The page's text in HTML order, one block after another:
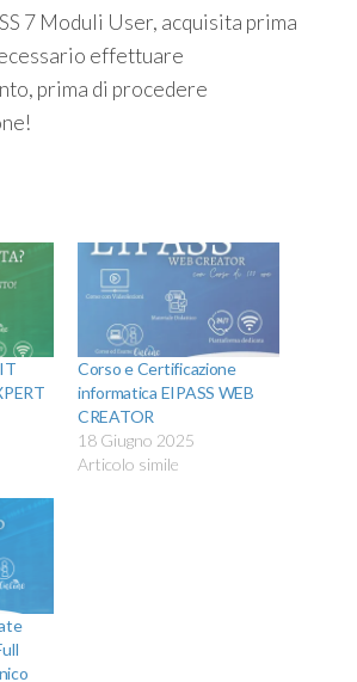
7 Moduli User, acquisita prima
effettuare
prima di procedere
Corso e Certificazione
informatica EIPASS WEB
CREATOR
18 Giugno 2025
Articolo simile